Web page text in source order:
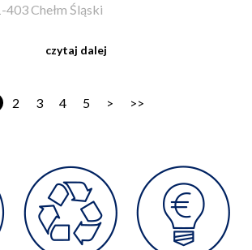
Chełm Śląski
czytaj dalej
2 3 4 5 > >>